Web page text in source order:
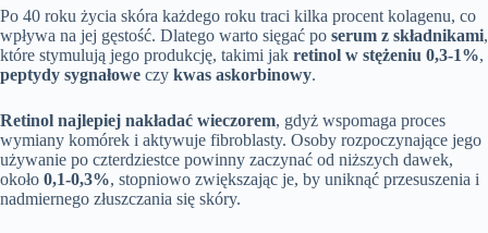
Po 40 roku życia skóra każdego roku traci kilka procent kolagenu, co
wpływa na jej gęstość. Dlatego warto sięgać po serum z składnikami,
które stymulują jego produkcję, takimi jak retinol w stężeniu 0,3-1%,
peptydy sygnałowe czy kwas askorbinowy.
Retinol najlepiej nakładać wieczorem, gdyż wspomaga proces
wymiany komórek i aktywuje fibroblasty. Osoby rozpoczynające jego
używanie po czterdziestce powinny zaczynać od niższych dawek,
około 0,1-0,3%, stopniowo zwiększając je, by uniknąć przesuszenia i
nadmiernego złuszczania się skóry.